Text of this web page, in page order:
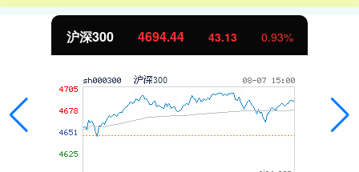
沪深300 4694.44 43.13 0.93%